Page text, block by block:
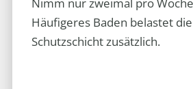
Nimm nur zweimal pro
Häufigeres Baden belastet
Schutzschicht zusätzlich.